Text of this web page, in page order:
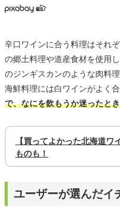
辛口ワインに合う料理はそれ
の郷土料理や道産食材を使用
のジンギスカンのような肉料
海鮮料理には白ワインがよく合
で、なにを飲もうか迷ったと
【買ってよかった北海道
ものも！
ユーザーが選んだイ